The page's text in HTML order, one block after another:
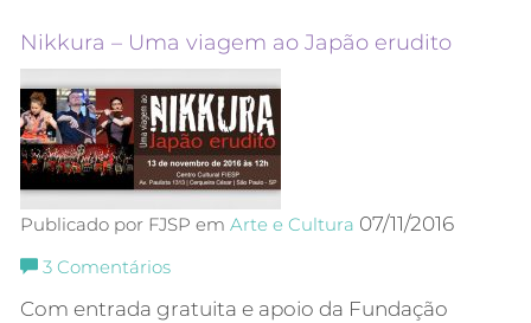
Nikkura – Uma viagem ao Japão erudito
Publicado por FJSP em Arte e Cultura 07/11/2016
3 Comentários
Com entrada gratuita e apoio da Fundação